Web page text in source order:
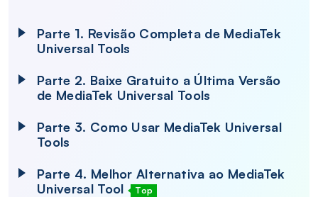
Parte 1. Revisão Completa de MediaTek
Universal Tools
Parte 2. Baixe Gratuito a Última Versão
de MediaTek Universal Tools
Parte 3. Como Usar MediaTek Universal
Tools
Parte 4. Melhor Alternativa ao MediaTek
Universal Tool
Top